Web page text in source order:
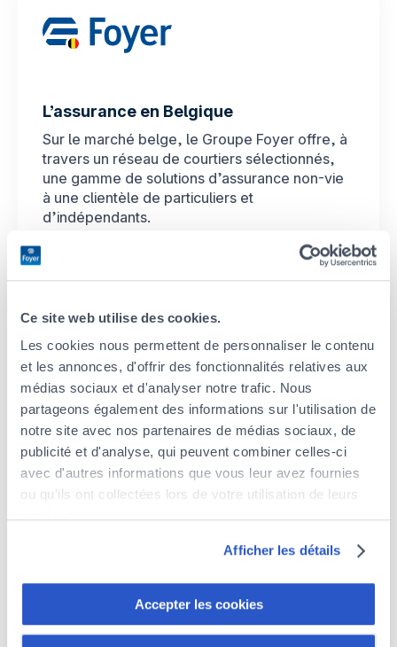
Ce site web utilise des cookies.
Les cookies nous permettent de personnaliser le contenu
et les annonces, d'offrir des fonctionnalités relatives aux
médias sociaux et d'analyser notre trafic. Nous
partageons également des informations sur l'utilisation de
notre site avec nos partenaires de médias sociaux, de
publicité et d'analyse, qui peuvent combiner celles-ci
avec d'autres informations que vous leur avez fournies
ou qu'ils ont collectées lors de votre utilisation de leurs
https://www.foyer.lu/fr/info/information-relative-aux-
Vous avez la possibilité de retirer votre consentement à
Afficher les détails
Accepter les cookies
L’assurance en Belgique
Sur le marché belge, le Groupe Foyer offre, à
travers un réseau de courtiers sélectionnés,
une gamme de solutions d’assurance non-vie
à une clientèle de particuliers et
d’indépendants.
L’assurance santé pour les expatriés
Global Health offre, à travers un réseau de
courtiers européens et le canal de vente
directe en ligne, des solutions internationales
les services sont entièrement digitalisés.
Le site de Global Health